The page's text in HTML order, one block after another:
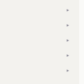
▾
▾
▾
▾
▾